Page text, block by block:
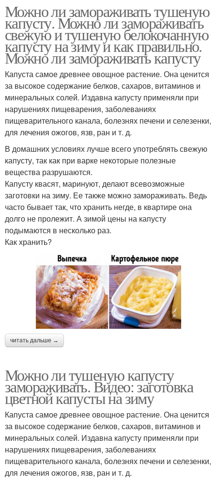
Можно ли замораживать тушеную
капусту. Можно ли замораживать
свежую и тушеную белокочанную
капусту на зиму и как правильно.
Можно ли замораживать капусту
Капуста самое древнее овощное растение. Она ценится
за высокое содержание белков, сахаров, витаминов и
минеральных солей. Издавна капусту применяли при
нарушениях пищеварения, заболеваниях
пищеварительного канала, болезнях печени и селезенки,
для лечения ожогов, язв, ран и т. д.
В домашних условиях лучше всего употреблять свежую
капусту, так как при варке некоторые полезные
вещества разрушаются.
Капусту квасят, маринуют, делают всевозможные
заготовки на зиму. Ее также можно замораживать. Ведь
часто бывает так, что хранить негде, в квартире она
долго не пролежит. А зимой цены на капусту
подымаются в несколько раз.
Как хранить?
читать дальше →
Можно ли тушеную капусту
замораживать. Видео: заготовка
цветной капусты на зиму
Капуста самое древнее овощное растение. Она ценится
за высокое содержание белков, сахаров, витаминов и
минеральных солей. Издавна капусту применяли при
нарушениях пищеварения, заболеваниях
пищеварительного канала, болезнях печени и селезенки,
для лечения ожогов, язв, ран и т. д.